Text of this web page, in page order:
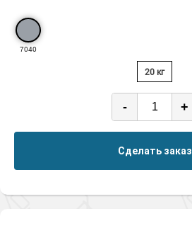
7040
20 кг
- +
Сделать заказ